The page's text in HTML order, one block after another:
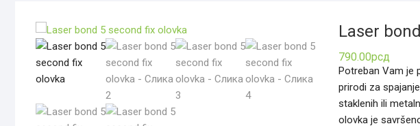
Laser
790.00рсд
Potreban Vam je
prirodi za
staklenih ili
olovka je